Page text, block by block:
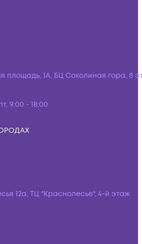
площадь, 1А, БЦ Соколиная гора, 8
9:00 - 18:00
12а, ТЦ "Краснолесье", 4-й этаж